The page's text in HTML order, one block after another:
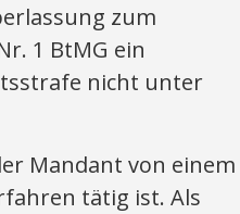
zum
1 BtMG ein
nicht unter
Mandant von einem
tätig ist. Als